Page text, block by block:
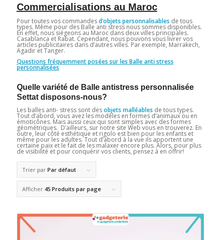
Commercialisations au Maroc
Pour toutes vos commandesd’objets personnalisables de tous
types. Même pour des Balle anti stress nous sommes disponibles.
En effet, nous siégeons au Maroc dans deux villes principales.
Casablanca et Rabat. Cependant, nous pouvons vous livrer vos
articles publicitaires dans d’autres villes. Par exemple, Marrakech,
Agadir et Tanger.
Questions fréquemment posées sur les Balle anti stress
personnalisées
Quelle variété de Balle antistress personnalisée
Settat disposons-nous?
Les balles anti- stress sont desobjets malléables de tous types.
Tout d’abord, vous avez les modèles en formes d’animaux ou en
émoticônes. Mais aussi ceux qui sont simples avec des formes
géométriques. D’ailleurs, sur notre site Web vous en trouverez. En
outre, leur côté esthétique et rigolo est bien pour les enfants et
même pour les adultes. Tout d’abord à la vue ils apportent une
certaine paix et le fait de les malaxer encore plus. Alors, pour plus
de visibilité et pour conquérir vos clients, pensez à en offrir!
Trier par Par défaut
Afficher 45 Produits par page